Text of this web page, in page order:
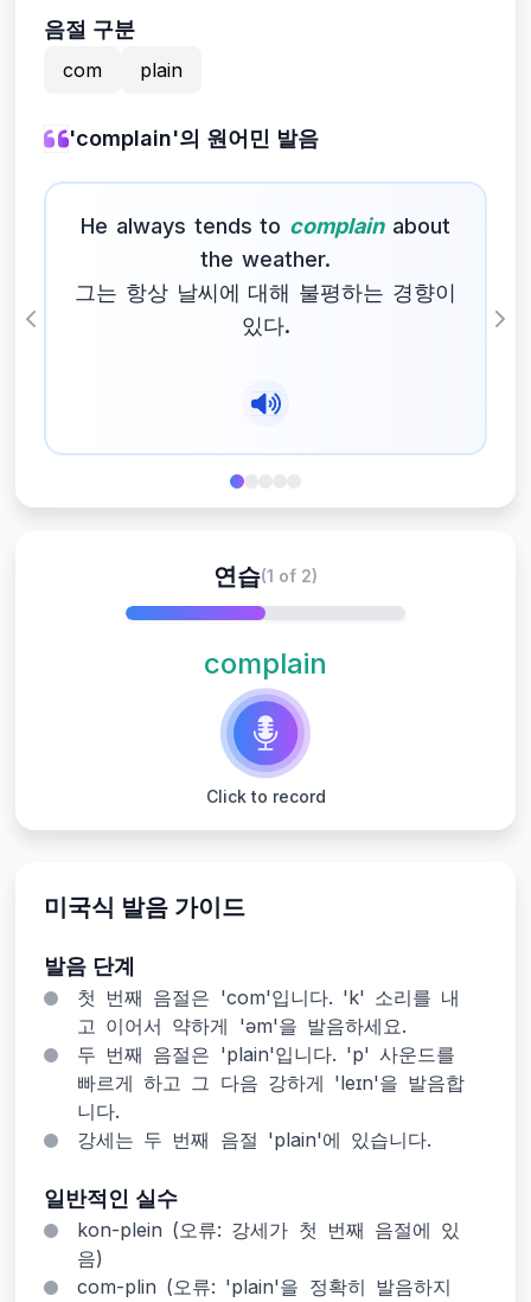
음절 구분
com plain
'complain'의 원어민 발음
He always tends to complainabout
the weather.
그는 항상 날씨에 대해 불평하는 경향이
있다.
Previous
미국식 발음 가이드
발음 단계
첫 번째 음절은 'com'입니다. 'k' 소리를 내
고 이어서 약하게 'əm'을 발음하세요.
두 번째 음절은 'plain'입니다. 'p' 사운드를
빠르게 하고 그 다음 강하게 'leɪn'을 발음합
니다.
강세는 두 번째 음절 'plain'에 있습니다.
일반적인 실수
kon-plein (오류: 강세가 첫 번째 음절에 있
음)
com-plin (오류: 'plain'을 정확히 발음하지
연습(1 of 2)
complain
Click to record